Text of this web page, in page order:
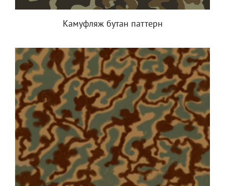
Камуфляж бутан паттерн